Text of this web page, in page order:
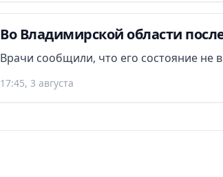
Во Владимирской области
Врачи сообщили, что его состояние не
17:45, 3 августа